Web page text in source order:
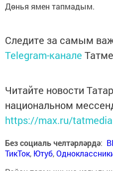
Дөнья ямен тапмадым.
Следите за самым
Telegram-канале
Читайте новости
национальном
https://max.ru/tatmedia
Без социаль челтәрләрдә:
ТикТок, Ютуб,